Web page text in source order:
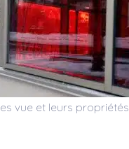
vue et leurs propriétés